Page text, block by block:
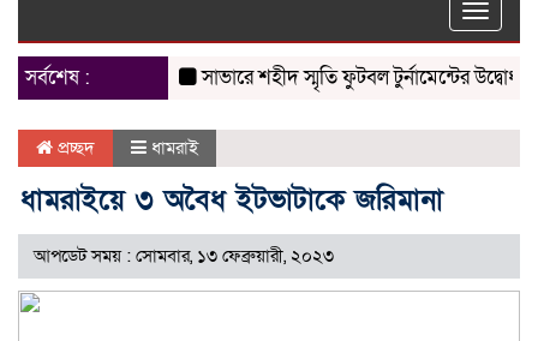
Toggle
সর্বশেষ :
সাভারে শহীদ স্মৃতি ফুটবল টুর্নামেন্টের উদ্বোধন
প্রচ্ছদ ধামরাই
ধামরাইয়ে ৩ অবৈধ ইটভাটাকে জরিমানা
আপডেট সময় : সোমবার, ১৩ ফেব্রুয়ারী, ২০২৩